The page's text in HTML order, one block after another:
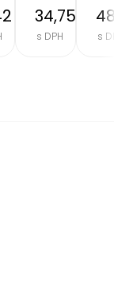
€ 34,75 €
s DPH s